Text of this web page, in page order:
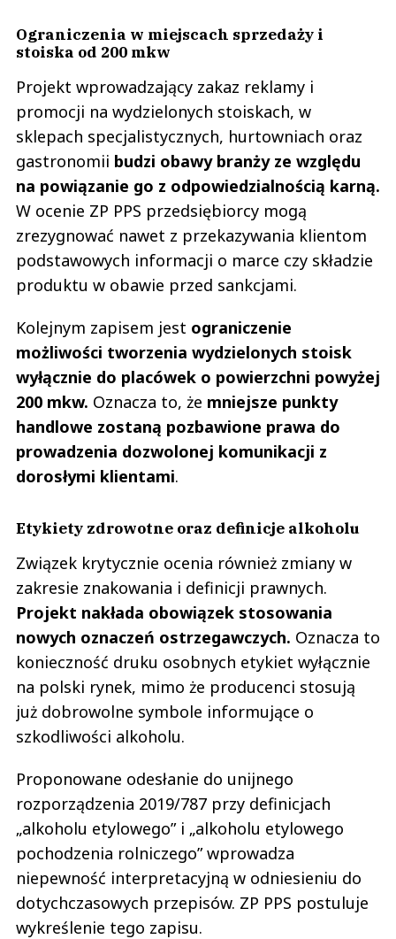
Ograniczenia w miejscach sprzedaży i
stoiska od 200 mkw
Projekt wprowadzający zakaz reklamy i
promocji na wydzielonych stoiskach, w
sklepach specjalistycznych, hurtowniach oraz
gastronomii budzi obawy branży ze względu
na powiązanie go z odpowiedzialnością karną.
W ocenie ZP PPS przedsiębiorcy mogą
zrezygnować nawet z przekazywania klientom
podstawowych informacji o marce czy składzie
produktu w obawie przed sankcjami.
Kolejnym zapisem jest ograniczenie
możliwości tworzenia wydzielonych stoisk
wyłącznie do placówek o powierzchni powyżej
200 mkw. Oznacza to, że mniejsze punkty
handlowe zostaną pozbawione prawa do
prowadzenia dozwolonej komunikacji z
dorosłymi klientami.
Etykiety zdrowotne oraz definicje alkoholu
Związek krytycznie ocenia również zmiany w
zakresie znakowania i definicji prawnych.
Projekt nakłada obowiązek stosowania
nowych oznaczeń ostrzegawczych. Oznacza to
konieczność druku osobnych etykiet wyłącznie
na polski rynek, mimo że producenci stosują
już dobrowolne symbole informujące o
szkodliwości alkoholu.
Proponowane odesłanie do unijnego
rozporządzenia 2019/787 przy definicjach
„alkoholu etylowego” i „alkoholu etylowego
pochodzenia rolniczego” wprowadza
niepewność interpretacyjną w odniesieniu do
dotychczasowych przepisów. ZP PPS postuluje
wykreślenie tego zapisu.